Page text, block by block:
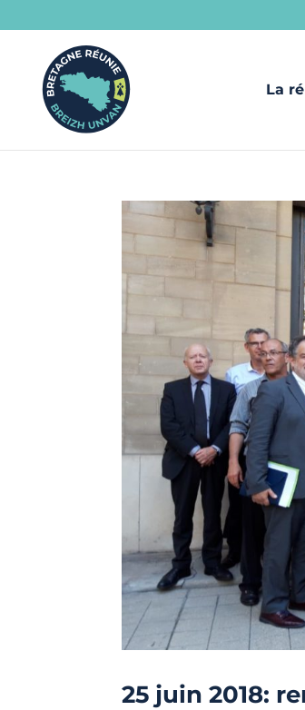
La
25 juin 2018: